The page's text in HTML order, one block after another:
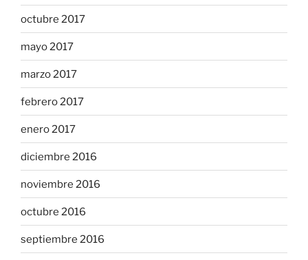
octubre 2017
mayo 2017
marzo 2017
febrero 2017
enero 2017
diciembre 2016
noviembre 2016
octubre 2016
septiembre 2016